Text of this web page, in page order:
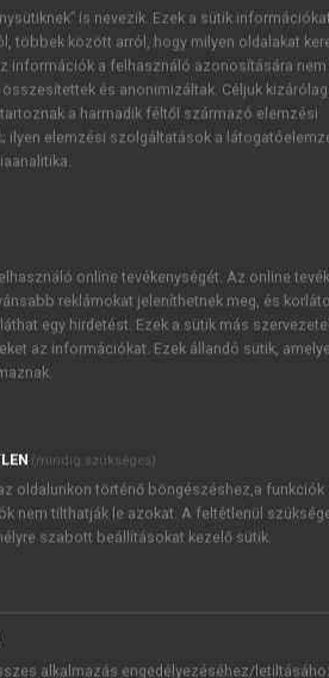
ÚJ FIÓK
1 óra
JELSZÓ
Kérek értesítést a MeRSZ
Kérek értesítést az
is nevezik. Ezek a sütik
többek között arról, hogy milyen oldalakat
információk a felhasználó azonosítására nem
és anonimizáltak. Céljuk
a harmadik féltől származó elemzési
elemzési szolgáltatások a
online tevékenységét. Az online
reklámokat jeleníthetnek meg, és
egy hirdetést. Ezek a sütik más
az információkat. Ezek állandó sütik,
(mindig szükséges)
oldalunkon történő böngészéshez,a funkciók
nem tilthatják le azokat. A feltétlenül
szabott beállításokat kezelő sütik.
alkalmazás engedélyezéséhez/